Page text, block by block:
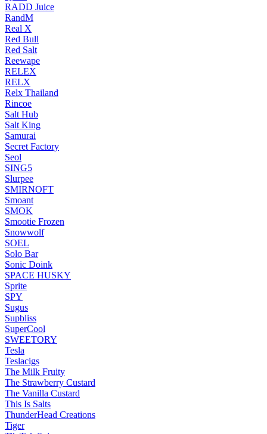
RADD Juice
RandM
Real X
Red Bull
Red Salt
Reewape
RELEX
RELX
Relx Thailand
Rincoe
Salt Hub
Salt King
Samurai
Secret Factory
Seol
SING5
Slurpee
SMIRNOFT
Smoant
SMOK
Smootie Frozen
Snowwolf
SOEL
Solo Bar
Sonic Doink
SPACE HUSKY
Sprite
SPY
Sugus
Supbliss
SuperCool
SWEETORY
Tesla
Teslacigs
The Milk Fruity
The Strawberry Custard
The Vanilla Custard
This Is Salts
ThunderHead Creations
Tiger